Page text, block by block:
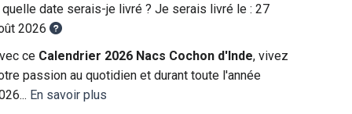
quelle date serais-je livré ? Je serais livré le :27
2026
ce Calendrier 2026 Nacs Cochon d'Inde, vivez
passion au quotidien et durant toute l'année
En savoir plus